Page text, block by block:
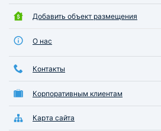
Добавить объект размещения
О нас
Контакты
Корпоративным клиентам
Карта сайта